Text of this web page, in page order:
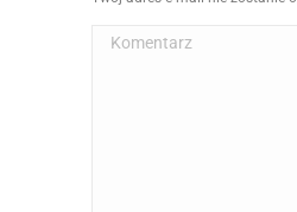
Komentarz